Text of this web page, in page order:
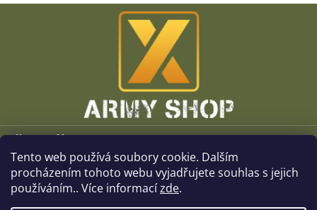
Tento web používá soubory cookie. Dalším
procházením tohoto webu vyjadřujete souhlas s jejich
používáním.. Více informacízde.
Z
Vše o nákupu
O společnosti
Kamenné prodejny